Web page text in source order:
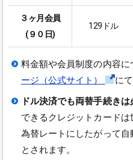
３ヶ月会員
(９０日)
129ドル
料金額や会員制度の内容に
ージ（公式サイト）
に
ドル決済でも両替手続き
できるクレジットカードは
為替レートにしたがって
とされます。